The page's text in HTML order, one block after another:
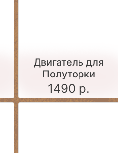
Двигатель для
Полуторки
1490 р.